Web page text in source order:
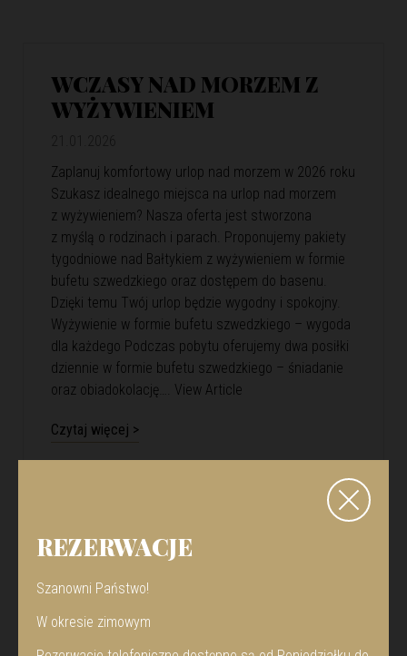
WCZASY NAD MORZEM Z
WYŻYWIENIEM
Zaplanuj komfortowy urlop nad morzem w 2026 roku
Szukasz idealnego miejsca na urlop nad morzem
z wyżywieniem? Nasza oferta jest stworzona
z myślą o rodzinach i parach. Proponujemy pakiety
tygodniowe nad Bałtykiem z wyżywieniem w formie
bufetu szwedzkiego oraz dostępem do basenu.
Dzięki temu Twój urlop będzie wygodny i spokojny.
Wyżywienie w formie bufetu szwedzkiego – wygoda
dla każdego Podczas pobytu oferujemy dwa posiłki
dziennie w formie bufetu szwedzkiego – śniadanie
oraz obiadokolację…. View Article
Czytaj więcej >
REZERWACJE
Szanowni Państwo!
W okresie zimowym